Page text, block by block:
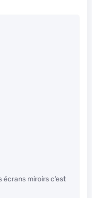
écrans miroirs c’est